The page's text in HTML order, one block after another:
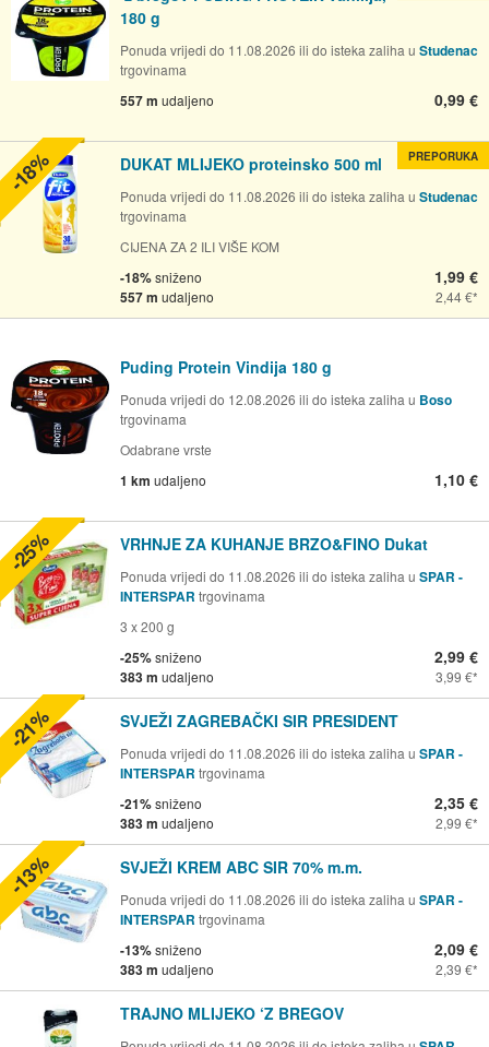
180 g
Ponuda vrijedi do 11.08.2026 ili do isteka zaliha u Studenac
trgovinama
557 m udaljeno 0,99 €
DUKAT MLIJEKO proteinsko 500 ml
Ponuda vrijedi do 11.08.2026 ili do isteka zaliha u Studenac
trgovinama
CIJENA ZA 2 ILI VIŠE KOM
-18%sniženo
557 m udaljeno
1,99 €
2,44 €
PREPORUKA
-18%
Puding Protein Vindija 180 g
Ponuda vrijedi do 12.08.2026 ili do isteka zaliha u Boso
trgovinama
Odabrane vrste
1 km udaljeno 1,10 €
VRHNJE ZA KUHANJE BRZO&FINO Dukat
Ponuda vrijedi do 11.08.2026 ili do isteka zaliha u SPAR -
INTERSPAR trgovinama
3 x 200 g
-25%sniženo
383 m udaljeno
2,99 €
3,99 €
-25%
SVJEŽI ZAGREBAČKI SIR PRESIDENT
Ponuda vrijedi do 11.08.2026 ili do isteka zaliha u SPAR -
INTERSPAR trgovinama
-21%sniženo
383 m udaljeno
2,35 €
2,99 €
-21%
SVJEŽI KREM ABC SIR 70% m.m.
Ponuda vrijedi do 11.08.2026 ili do isteka zaliha u SPAR -
INTERSPAR trgovinama
-13%sniženo
383 m udaljeno
2,09 €
2,39 €
-13%
TRAJNO MLIJEKO ‘Z BREGOV